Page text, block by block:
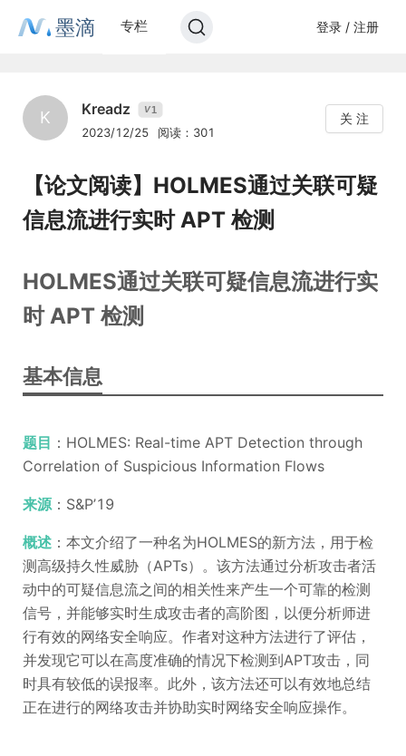
墨滴 专栏 登录 / 注册
K Kreadz V1
2023/12/25 阅读：301
关 注
【论文阅读】HOLMES通过关联可疑
信息流进行实时 APT 检测
HOLMES通过关联可疑信息流进行实
时 APT 检测
基本信息
题目 ：HOLMES: Real-time APT Detection through
Correlation of Suspicious Information Flows
来源：S&P’19
概述 ：本文介绍了一种名为HOLMES的新方法，用于检
测高级持久性威胁（APTs）。该方法通过分析攻击者活
动中的可疑信息流之间的相关性来产生一个可靠的检测
信号，并能够实时生成攻击者的高阶图，以便分析师进
行有效的网络安全响应。作者对这种方法进行了评估，
并发现它可以在高度准确的情况下检测到APT攻击，同
时具有较低的误报率。此外，该方法还可以有效地总结
正在进行的网络攻击并协助实时网络安全响应操作。